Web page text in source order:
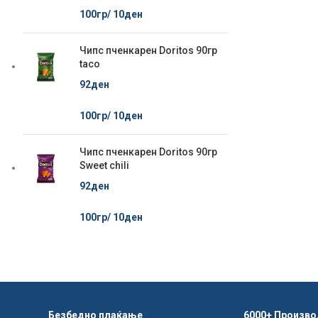
100гр/ 10ден
Чипс пченкарен Doritos 90гр
taco
92ден
100гр/ 10ден
Чипс пченкарен Doritos 90гр
Sweet chili
92ден
100гр/ 10ден
Безбедно плаќање 6000+